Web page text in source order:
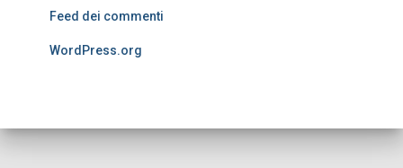
Feed dei commenti
WordPress.org